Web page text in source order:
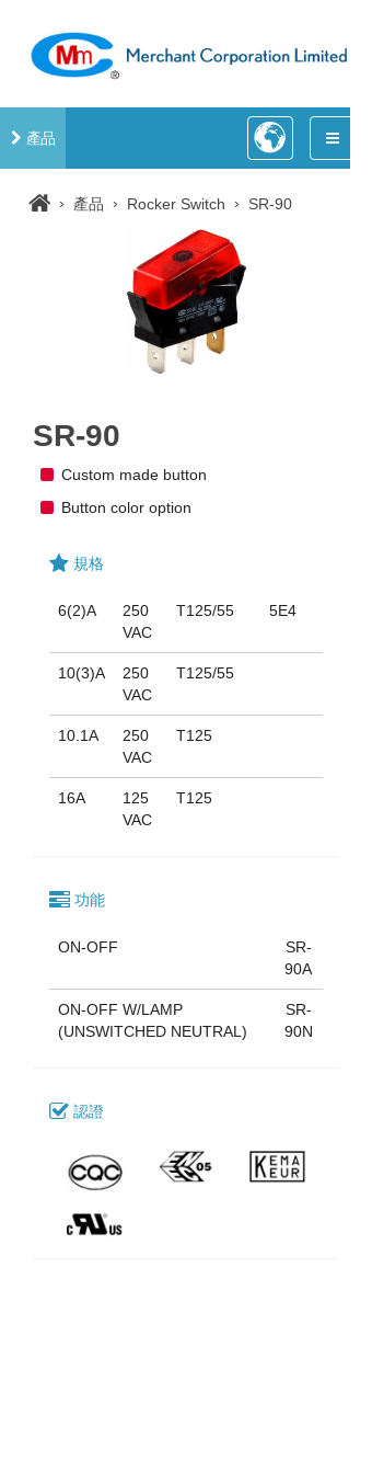
產品
› 產品 › Rocker Switch › SR-90
SR-90
Custom made button
Button color option
規格
6(2)A
250
VAC
T125/55 5E4
10(3)A
250
VAC
T125/55
10.1A
250
VAC
T125
16A
125
VAC
T125
功能
ON-OFF
SR-
90A
ON-OFF W/LAMP
(UNSWITCHED NEUTRAL)
SR-
90N
認證